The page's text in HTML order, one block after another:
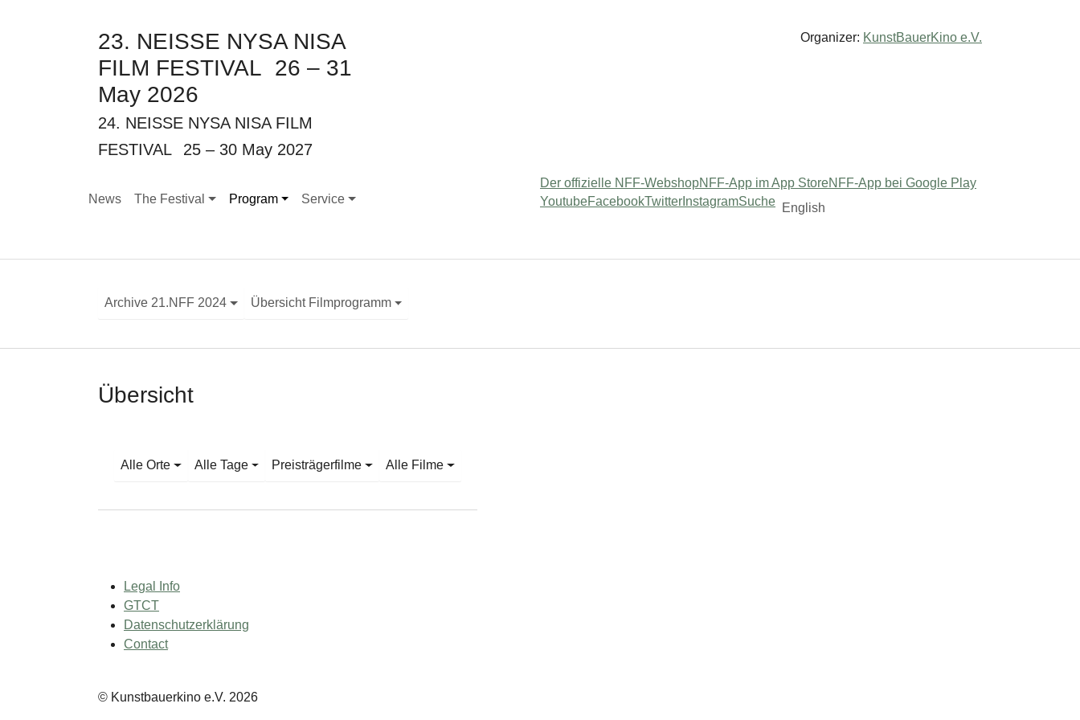
23. NEISSE NYSA NISA
FILM FESTIVAL 26 – 31
May 2026
24. NEISSE NYSA NISA FILM
FESTIVAL
25 – 30 May 2027
Organizer: KunstBauerKino e.V.
News The Festival
Submenu for "The Festival"
Program
Submenu for "Program"
Service
Submenu for "Service"
Der offizielle NFF-WebshopNFF-App im App StoreNFF-App bei Google Play
YoutubeFacebookTwitter InstagramSuche English
Archive 21.NFF 2024 Übersicht Filmprogramm
Übersicht
Alle Orte Alle Tage Preisträgerfilme Alle Filme
Legal Info
GTCT
Datenschutzerklärung
Contact
© Kunstbauerkino e.V. 2026